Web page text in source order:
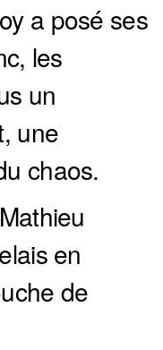
a posé ses
les
un
une
chaos.
en
de